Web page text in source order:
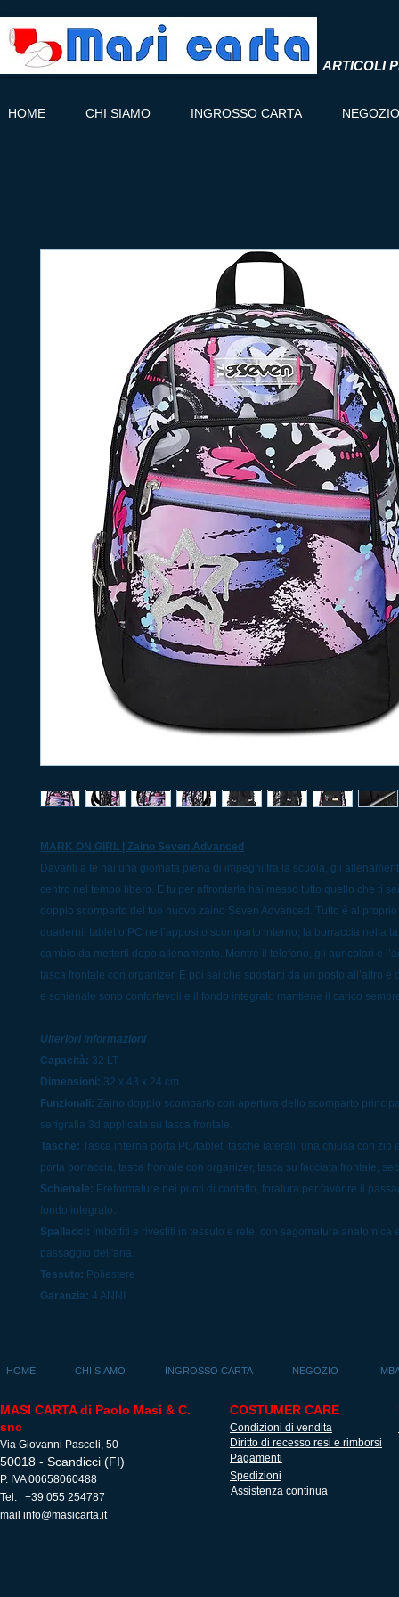
ARTICOLI
HOME CHI SIAMO INGROSSO CARTA NEGOZIO
MARK ON GIRL | Zaino Seven Advanced
Davanti a te hai una giornata piena di impegni fra la scuola, gli
centro nel tempo libero. E tu per affrontarla hai messo tutto quello che ti
doppio scomparto del tuo nuovo zaino Seven Advanced. Tutto è al
quaderni, tablet o PC nell’apposito scomparto interno, la borraccia nella
cambio da metterti dopo allenamento. Mentre il telefono, gli auricolari e
tasca frontale con organizer. E poi sai che spostarti da un posto all’altro è
e schienale sono confortevoli e il fondo integrato mantiene il carico
Ulteriori informazioni
Capacità: 32 LT
Dimensioni: 32 x 43 x 24 cm
Funzionali: Zaino doppio scomparto con apertura dello scomparto
serigrafia 3d applicata su tasca frontale.
Tasche: Tasca interna porta PC/tablet, tasche laterali: una chiusa con zip
porta borraccia, tasca frontale con organizer, tasca su facciata frontale,
Schienale: Preformature nei punti di contatto, foratura per favorire il
fondo integrato.
Spallacci: Imbottiti e rivestiti in tessuto e rete, con sagomatura anatomica
passaggio dell'aria.
Tessuto: Poliestere
Garanzia: 4 ANNI
HOME CHI SIAMO INGROSSO CARTA NEGOZIO
MASI CARTA di Paolo Masi & C.
snc
Via Giovanni Pascoli, 50
50018 - Scandicci (FI)
P. IVA 00658060488
Tel. +39 055 254787
mail info@masicarta.it
COSTUMER CARE
Condizioni di vendita
Diritto di recesso resi e rimborsi
Pagamenti
Spedizioni
Assistenza continua